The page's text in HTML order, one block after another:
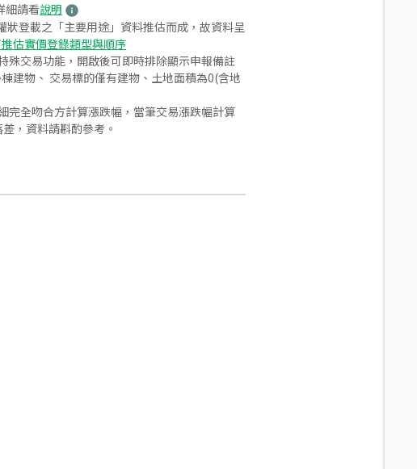
細請看說明
登載之「主要用途」資料推估而成，故資料呈
估實價登錄類型與順序
殊交易功能，開啟後可即時排除顯示申報備註
建物、 交易標的僅有建物、土地面積為0(含地
完全吻合方計算漲跌幅，當筆交易漲跌幅計算
，資料請斟酌參考。